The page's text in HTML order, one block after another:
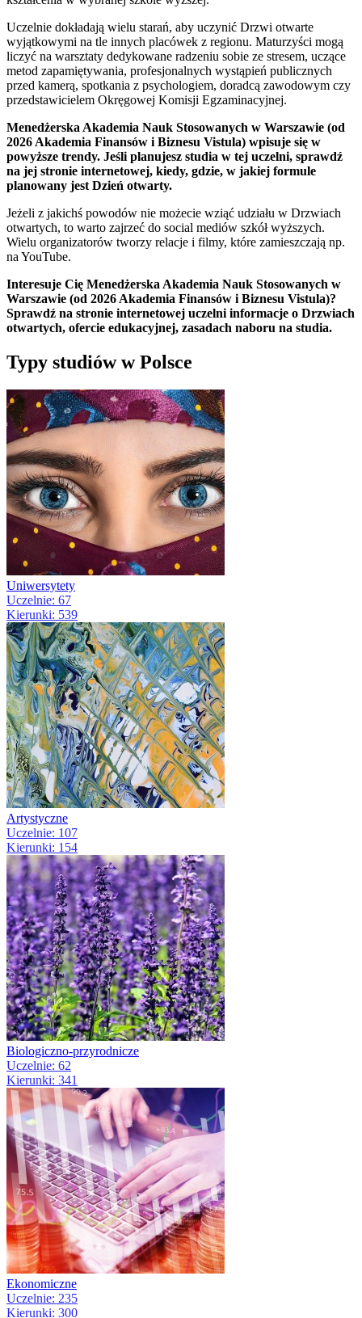
Uczelnie dokładają wielu starań, aby uczynić Drzwi otwarte
wyjątkowymi na tle innych placówek z regionu. Maturzyści mogą
liczyć na warsztaty dedykowane radzeniu sobie ze stresem, uczące
metod zapamiętywania, profesjonalnych wystąpień publicznych
przed kamerą, spotkania z psychologiem, doradcą zawodowym czy
przedstawicielem Okręgowej Komisji Egzaminacyjnej.
Menedżerska Akademia Nauk Stosowanych w Warszawie (od
2026 Akademia Finansów i Biznesu Vistula) wpisuje się w
powyższe trendy. Jeśli planujesz studia w tej uczelni, sprawdź
na jej stronie internetowej, kiedy, gdzie, w jakiej formule
planowany jest Dzień otwarty.
Jeżeli z jakichś powodów nie możecie wziąć udziału w Drzwiach
otwartych, to warto zajrzeć do social mediów szkół wyższych.
Wielu organizatorów tworzy relacje i filmy, które zamieszczają np.
na YouTube.
Interesuje Cię Menedżerska Akademia Nauk Stosowanych w
Warszawie (od 2026 Akademia Finansów i Biznesu Vistula)?
Sprawdź na stronie internetowej uczelni informacje o Drzwiach
otwartych, ofercie edukacyjnej, zasadach naboru na studia.
Typy studiów w Polsce
Uniwersytety
Uczelnie: 67
Kierunki: 539
Artystyczne
Uczelnie: 107
Kierunki: 154
Biologiczno-przyrodnicze
Uczelnie: 62
Kierunki: 341
Ekonomiczne
Uczelnie: 235
Kierunki: 300